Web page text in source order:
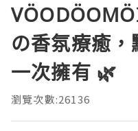
の香氛療癒
一次擁有 🌿
瀏覽次數:26136